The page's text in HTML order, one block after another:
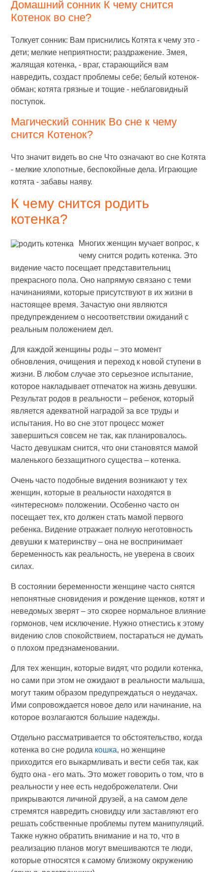
Домашний сонник К чему снится
Котенок во сне?
Толкует сонник: Вам приснились Котята к чему это -
дети; мелкие неприятности; раздражение. Змея,
жалящая котенка, - враг, старающийся вам
навредить, создаст проблемы себе; белый котенок-
обман; котята грязные и тощие - неблаговидный
поступок.
Магический сонник Во сне к чему
снится Котенок?
Что значит видеть во сне Что означают во сне Котята
- мелкие хлопотные, беспокойные дела. Играющие
котята - забавы наяву.
К чему снится родить
котенка?
Многих женщин мучает вопрос, к
чему снится родить котенка. Это
видение часто посещает представительниц
прекрасного пола. Оно напрямую связано с теми
начинаниями, которые присутствуют в их жизни в
настоящее время. Зачастую они являются
предупреждением о несоответствии ожиданий с
реальным положением дел.
Для каждой женщины роды – это момент
обновления, очищения и переход к новой ступени в
жизни. В любом случае это серьезное испытание,
которое накладывает отпечаток на жизнь девушки.
Результат родов в реальности – ребенок, который
является адекватной наградой за все труды и
испытания. Но во сне этот процесс может
завершиться совсем не так, как планировалось.
Часто девушкам снится, что они становятся мамой
маленького беззащитного существа – котенка.
Очень часто подобные видения возникают у тех
женщин, которые в реальности находятся в
«интересном» положении. Особенно часто он
посещает тех, кто должен стать мамой первого
ребенка. Видение отражает полную неготовность
девушки к материнству – она не воспринимает
беременность как реальность, не уверена в своих
силах.
В состоянии беременности женщине часто снятся
непонятные сновидения и рождение щенков, котят и
неведомых зверят – это скорее нормальное влияние
гормонов, чем исключение. Нужно отнестись к этому
видению слов спокойствием, постараться не думать
о плохом предзнаменовании.
Для тех женщин, которые видят, что родили котенка,
но сами при этом не ожидают в реальности малыша,
могут таким образом предупреждаться о неудачах.
Ими сопровождается новое дело или начинание, на
которое возлагаются большие надежды.
Отдельно рассматривается то обстоятельство, когда
котенка во сне родила кошка, но женщине
приходится его выкармливать и вести себя так, как
будто она - его мать. Это может говорить о том, что в
реальности у нее есть недоброжелатели. Они
прикрываются личиной друзей, а на самом деле
стремятся навредить сновидцу или заставляют его
решать собственные проблемы путем манипуляций.
Также нужно обратить внимание и на то, что в
реализацию планов могут вмешиваются те люди,
которые относятся к самому близкому окружению